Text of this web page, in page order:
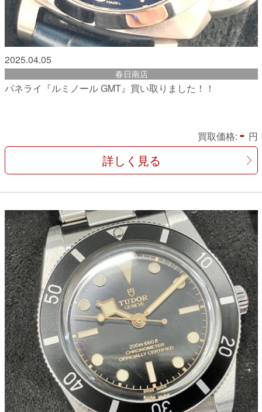
2025.04.05
春日南店
パネライ『ルミノール GMT』買い取りました！！
買取価格: - 円
詳しく見る